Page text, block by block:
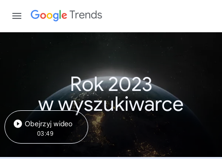
Trends
Rok 2023
w wyszukiwarce
Obejrzyj wideo
03:49